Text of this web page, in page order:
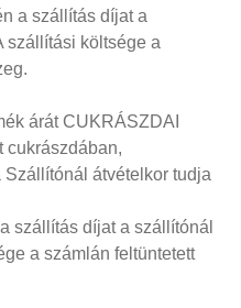
a szállítás díjat a
szállítási költsége a
árát CUKRÁSZDAI
cukrászdában,
átvételkor tudja
szállítás díjat a szállítónál
a számlán feltüntetett